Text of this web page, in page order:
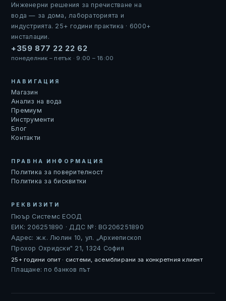
Инженерни решения за пречистване на
вода — за дома, лабораторията и
индустрията. 25+ години практика · 6000+
инсталации.
+359 877 22 22 62
понеделник – петък · 9:00 – 18:00
НАВИГАЦИЯ
Магазин
Анализ на вода
Премиум
Инструменти
Блог
Контакти
ПРАВНА ИНФОРМАЦИЯ
Политика за поверителност
Политика за бисквитки
РЕКВИЗИТИ
Пюър Системс ЕООД
ЕИК: 206251890 · ДДС №: BG206251890
Адрес: ж.к. Люлин 10, ул. „Архиепископ
Прохор Охридски" 21, 1324 София
25+ години опит · системи, асемблирани за конкретния клиент
Плащане: по банков път